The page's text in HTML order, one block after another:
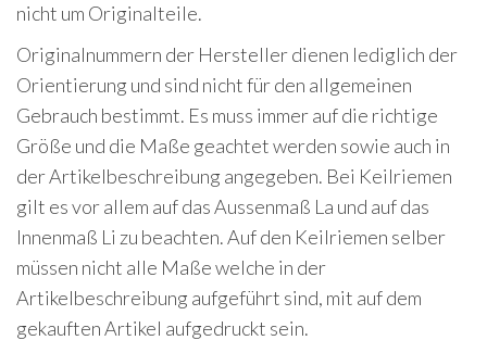
nicht um Originalteile.
Originalnummern der Hersteller dienen lediglich der
Orientierung und sind nicht für den allgemeinen
Gebrauch bestimmt. Es muss immer auf die richtige
Größe und die Maße geachtet werden sowie auch in
der Artikelbeschreibung angegeben. Bei Keilriemen
gilt es vor allem auf das Aussenmaß La und auf das
Innenmaß Li zu beachten. Auf den Keilriemen selber
müssen nicht alle Maße welche in der
Artikelbeschreibung aufgeführt sind, mit auf dem
gekauften Artikel aufgedruckt sein.